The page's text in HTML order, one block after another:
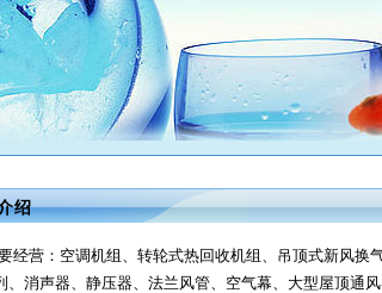
绍
经营：空调机组、转轮式热回收机组、吊顶式新风换
、消声器、静压器、法兰风管、空气幕、大型屋顶通风